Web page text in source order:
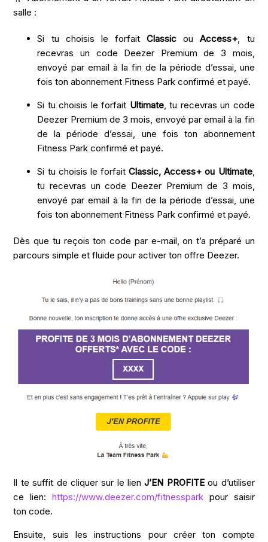
salle :
Si tu choisis le forfaitClassic ouAccess+, tu
recevras un code Deezer Premium de 3 mois,
envoyé par email à la fin de la période d’essai, une
fois ton abonnement Fitness Park confirmé et payé.
Si tu choisis le forfait Ultimate, tu recevras un code
Deezer Premium de 3 mois, envoyé par email à la fin
de la période d’essai, une fois ton abonnement
Fitness Park confirmé et payé.
Si tu choisis le forfaitClassic, Access+ ou Ultimate,
tu recevras un code Deezer Premium de 3 mois,
envoyé par email à la fin de la période d’essai, une
fois ton abonnement Fitness Park confirmé et payé.
Dès que tu reçois ton code par e-mail, on t’a préparé un
parcours simple et fluide pour activer ton offre Deezer.
Il te suffit de cliquer sur le lienJ’EN PROFITEou d’utiliser
ce lien: https://www.deezer.com/fitnesspark pour saisir
ton code.
Ensuite, suis les instructions pour créer ton compte